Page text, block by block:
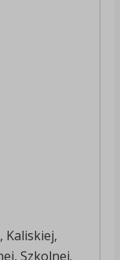
Kaliskiej,
Szkolnej.